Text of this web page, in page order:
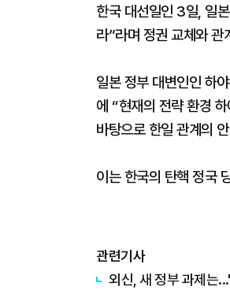
한국 대선일인 3일, 일
라”라며 정권 교체와 관
일본 정부 대변인인 하
에 “현재의 전략 환경
바탕으로 한일 관계의
이는 한국의 탄핵 정국
관련기사
외신, 새 정부 과제는